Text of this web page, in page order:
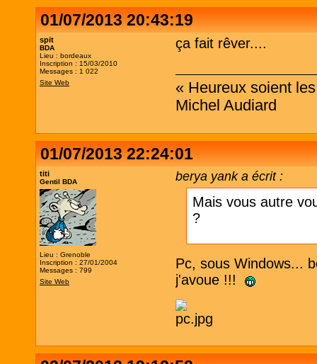
01/07/2013 20:43:19
spit
BDA
Lieu : bordeaux
Inscription : 15/03/2010
Messages : 1 022
Site Web
ça fait rêver....
« Heureux soient
Michel Audiard
01/07/2013 22:24:01
titi
Gentil BDA
Lieu : Grenoble
Inscription : 27/01/2004
Messages : 799
Site Web
berya yank a écrit :
Mais vous autre
?
Pc, sous Windows...
j'avoue !!!